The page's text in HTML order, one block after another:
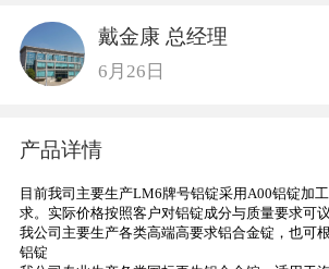
戴金康 总经理
6月26日
产品详情
目前我司主要生产LM6牌号铝锭采用A00铝锭加
求。实际价格按照客户对铝锭成分与质量要求可
我公司主要生产各类高端高要求铝合金锭，也可
铝锭